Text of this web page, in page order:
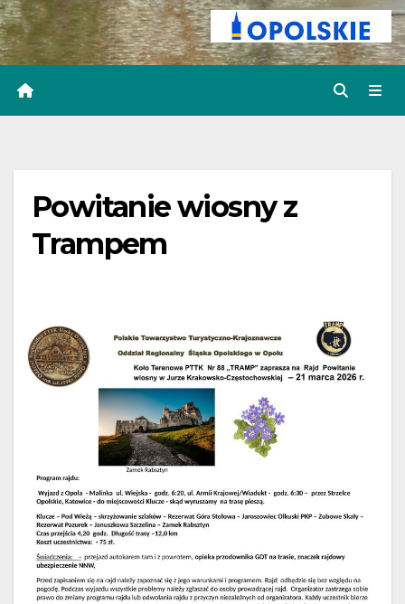
Powitanie wiosny z
Trampem